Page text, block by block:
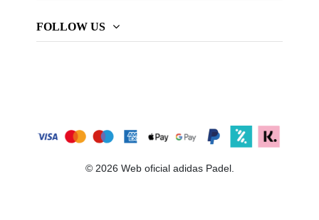
FOLLOW US
© 2026 Web oficial adidas Padel.